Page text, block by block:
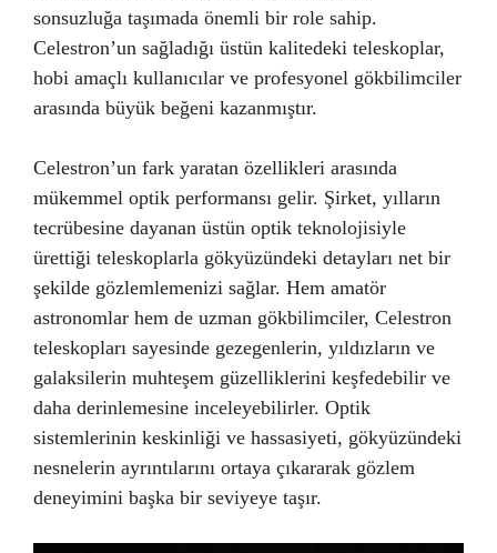
sonsuzluğa taşımada önemli bir role sahip.
Celestron’un sağladığı üstün kalitedeki teleskoplar,
hobi amaçlı kullanıcılar ve profesyonel gökbilimciler
arasında büyük beğeni kazanmıştır.
Celestron’un fark yaratan özellikleri arasında
mükemmel optik performansı gelir. Şirket, yılların
tecrübesine dayanan üstün optik teknolojisiyle
ürettiği teleskoplarla gökyüzündeki detayları net bir
şekilde gözlemlemenizi sağlar. Hem amatör
astronomlar hem de uzman gökbilimciler, Celestron
teleskopları sayesinde gezegenlerin, yıldızların ve
galaksilerin muhteşem güzelliklerini keşfedebilir ve
daha derinlemesine inceleyebilirler. Optik
sistemlerinin keskinliği ve hassasiyeti, gökyüzündeki
nesnelerin ayrıntılarını ortaya çıkararak gözlem
deneyimini başka bir seviyeye taşır.